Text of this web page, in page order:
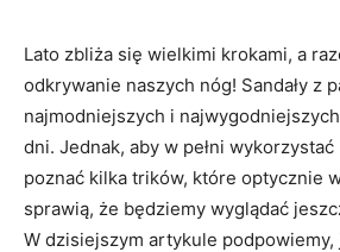
Lato zbliża się wielkimi krokami, a
odkrywanie naszych nóg! Sandały z
najmodniejszych i
dni. Jednak, aby w pełni
poznać kilka trików, które optycznie
sprawią, że będziemy wyglądać
W dzisiejszym artykule